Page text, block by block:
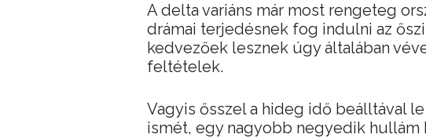
A delta variáns már most rengeteg
drámai terjedésnek fog indulni az
kedvezőek lesznek úgy általában
feltételek.
Vagyis ősszel a hideg idő beálltával
ismét, egy nagyobb negyedik hullám